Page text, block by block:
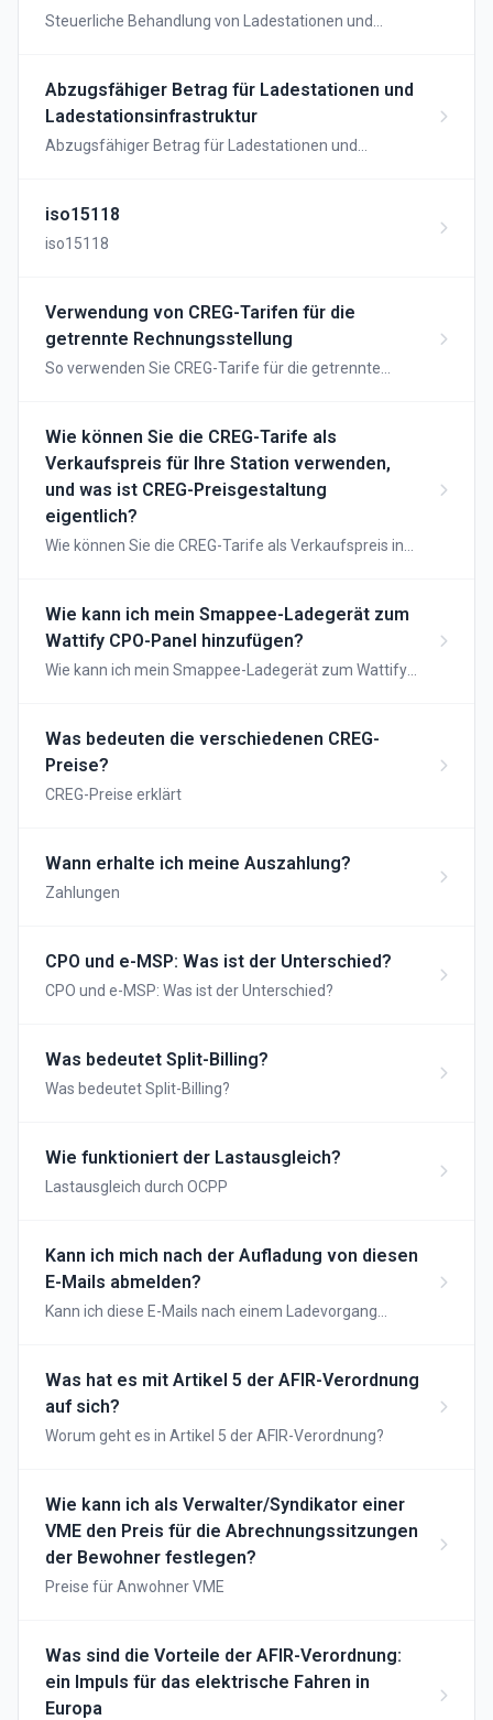
Steuerliche Behandlung von Ladestationen und
Abzugsfähiger Betrag für Ladestationen und
Ladestationsinfrastruktur
Abzugsfähiger Betrag für Ladestationen und
iso15118
iso15118
Verwendung von CREG-Tarifen für die
getrennte Rechnungsstellung
So verwenden Sie CREG-Tarife für die getrennte
Wie können Sie die CREG-Tarife als
Verkaufspreis für Ihre Station verwenden,
und was ist CREG-Preisgestaltung
eigentlich?
Wie können Sie die CREG-Tarife als Verkaufspreis in
Wie kann ich mein Smappee-Ladegerät zum
Wattify CPO-Panel hinzufügen?
Wie kann ich mein Smappee-Ladegerät zum Wattify
Was bedeuten die verschiedenen CREG-
Preise?
CREG-Preise erklärt
Wann erhalte ich meine Auszahlung?
Zahlungen
CPO und e-MSP: Was ist der Unterschied?
CPO und e-MSP: Was ist der Unterschied?
Was bedeutet Split-Billing?
Was bedeutet Split-Billing?
Wie funktioniert der Lastausgleich?
Lastausgleich durch OCPP
Kann ich mich nach der Aufladung von diesen
E-Mails abmelden?
Kann ich diese E-Mails nach einem Ladevorgang
Was hat es mit Artikel 5 der AFIR-Verordnung
auf sich?
Worum geht es in Artikel 5 der AFIR-Verordnung?
Wie kann ich als Verwalter/Syndikator einer
VME den Preis für die Abrechnungssitzungen
der Bewohner festlegen?
Preise für Anwohner VME
Was sind die Vorteile der AFIR-Verordnung:
ein Impuls für das elektrische Fahren in
Europa